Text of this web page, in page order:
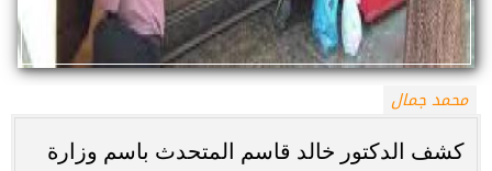
محمد جمال
كشف الدكتور خالد قاسم المتحدث باسم وزارة